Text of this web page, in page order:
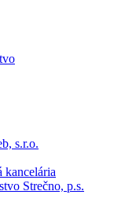
s.r.o.
kancelária
Strečno, p.s.